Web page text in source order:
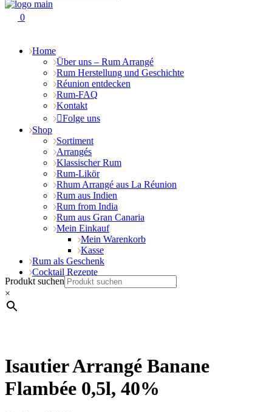
0
Home
Über uns – Rum Arrangé
Rum Herstellung und Geschichte
Réunion entdecken
Rum-FAQ
Kontakt
Folge uns
Shop
Sortiment
Arrangés
Klassischer Rum
Rum-Likör
Rhum Arrangé aus La Réunion
Rum aus Indien
Rum from India
Rum aus Gran Canaria
Mein Einkauf
Mein Warenkorb
Kasse
Rum als Geschenk
Cocktail Rezepte
Produkt suchen
×
Isautier Arrangé Banane
Flambée 0,5l, 40%